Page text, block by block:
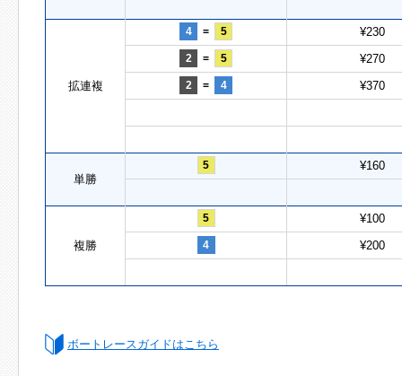
拡連複
4 = 5 ¥230
2 = 5 ¥270
2 = 4 ¥370
単勝
5 ¥160
複勝
5 ¥100
4 ¥200
ボートレースガイドはこちら